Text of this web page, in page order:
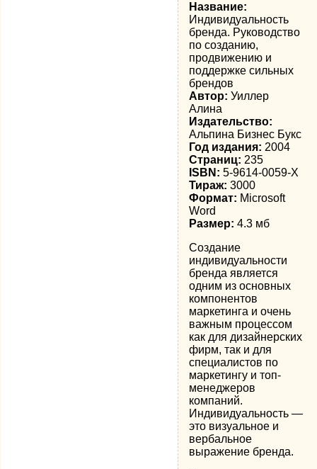
Название:
Индивидуальность
бренда. Руководство
по созданию,
продвижению и
поддержке сильных
брендов
Автор: Уиллер
Алина
Издательство:
Альпина Бизнес Букс
Год издания: 2004
Страниц: 235
ISBN: 5-9614-0059-X
Тираж:3000
Формат: Microsoft
Word
Размер:4.3 мб
Создание
индивидуальности
бренда является
одним из основных
компонентов
маркетинга и очень
важным процессом
как для дизайнерских
фирм, так и для
специалистов по
маркетингу и топ-
менеджеров
компаний.
Индивидуальность —
это визуальное и
вербальное
выражение бренда.